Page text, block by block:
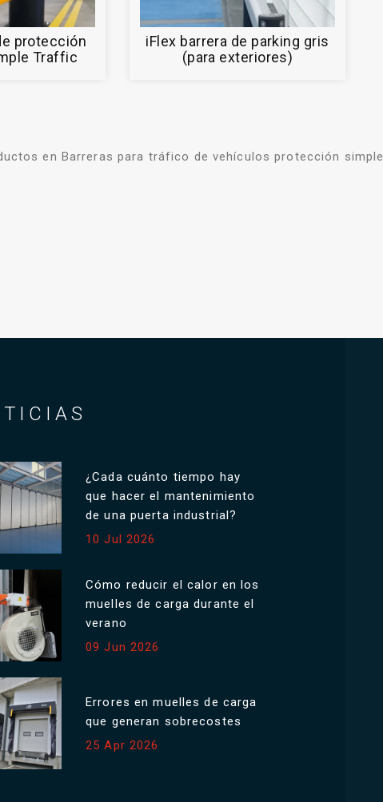
protección
Traffic
iFlex barrera de parking gris
(para exteriores)
en Barreras para tráfico de vehículos protección simple
¿Cada cuánto tiempo hay
que hacer el mantenimiento
de una puerta industrial?
10 Jul 2026
Cómo reducir el calor en los
muelles de carga durante el
verano
09 Jun 2026
Errores en muelles de carga
que generan sobrecostes
25 Apr 2026